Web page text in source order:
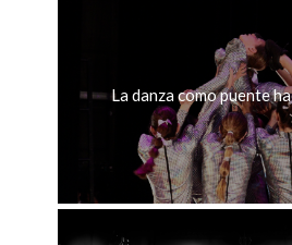
La danza como puente